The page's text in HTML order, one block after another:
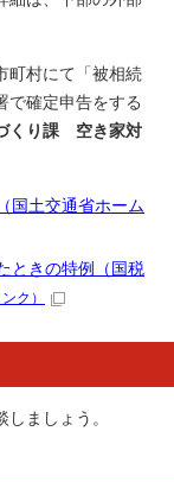
町村にて「被相続
で確定申告をする
くり課 空き家対
国土交通省ホーム
ときの特例（国税
ク）
ましょう。